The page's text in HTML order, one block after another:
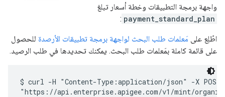
واجهة برمجة التطبيقات وخطة أسعار تبلغ
payment_standard_plan
:
اطّلِع على مَعلمات طلب البحث لواجهة برمجة تطبيقات الأرصدة للحصول
على قائمة كاملة بمَعلمات طلب البحث. يمكنك تحديدها في طلب الرصيد.
$ curl -H "Content-Type:application/json" -X
"https://api.enterprise.apigee.com/v1/mint/